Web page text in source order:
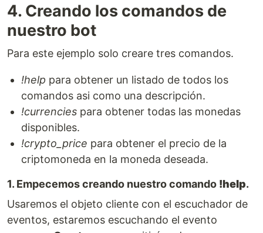
4. Creando los comandos de
nuestro bot
Para este ejemplo solo creare tres comandos.
!help para obtener un listado de todos los
comandos asi como una descripción.
!currencies para obtener todas las monedas
disponibles.
!crypto_price para obtener el precio de la
criptomoneda en la moneda deseada.
1. Empecemos creando nuestro comando !help.
Usaremos el objeto cliente con el escuchador de
eventos, estaremos escuchando el evento